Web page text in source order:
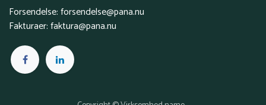
Forsendelse: forsendelse@pana.nu
Fakturaer: faktura@pana.nu